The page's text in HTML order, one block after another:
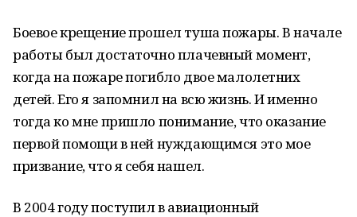
Боевое крещение прошел туша пожары. В начале
работы был достаточно плачевный момент,
когда на пожаре погибло двое малолетних
детей. Его я запомнил на всю жизнь. И именно
тогда ко мне пришло понимание, что оказание
первой помощи в ней нуждающимся это мое
призвание, что я себя нашел.
В 2004 году поступил в авиационный